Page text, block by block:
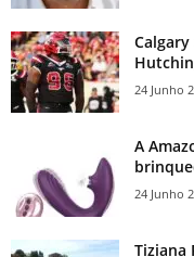
24 Junho
A
24 Junho
Tiziana